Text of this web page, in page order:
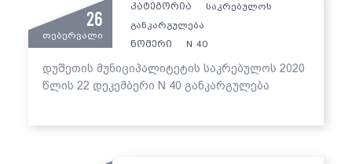
26
თებერვალი
კატეგორია
საკრებულოს
განკარგულება
ნომერი
N 40
დუშეთის მუნიციპალიტეტის საკრებულოს 2020
წლის 22 დეკემბერი N 40 განკარგულება